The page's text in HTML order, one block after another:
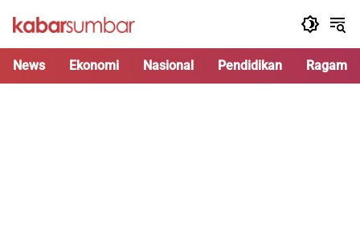
News Ekonomi Nasional Pendidikan Ragam